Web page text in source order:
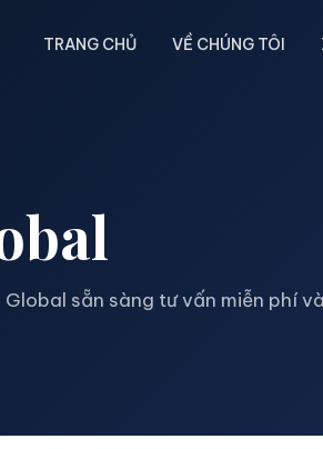
TRANG CHỦ VỀ CHÚNG TÔI
Global sẵn sàng tư vấn miễn phí